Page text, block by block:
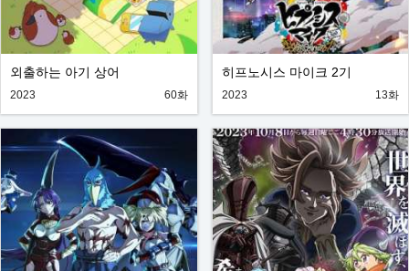
외출하는 아기 상어
2023 60화
히프노시스 마이크 2기
2023 13화